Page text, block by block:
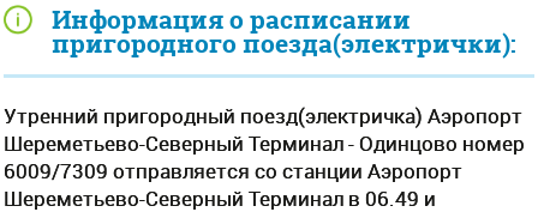
Информация о расписании
пригородного поезда(электрички):
Утренний пригородный поезд(электричка) Аэропорт
Шереметьево-Северный Терминал - Одинцово номер
6009/7309 отправляется со станции Аэропорт
Шереметьево-Северный Терминал в 06.49 и